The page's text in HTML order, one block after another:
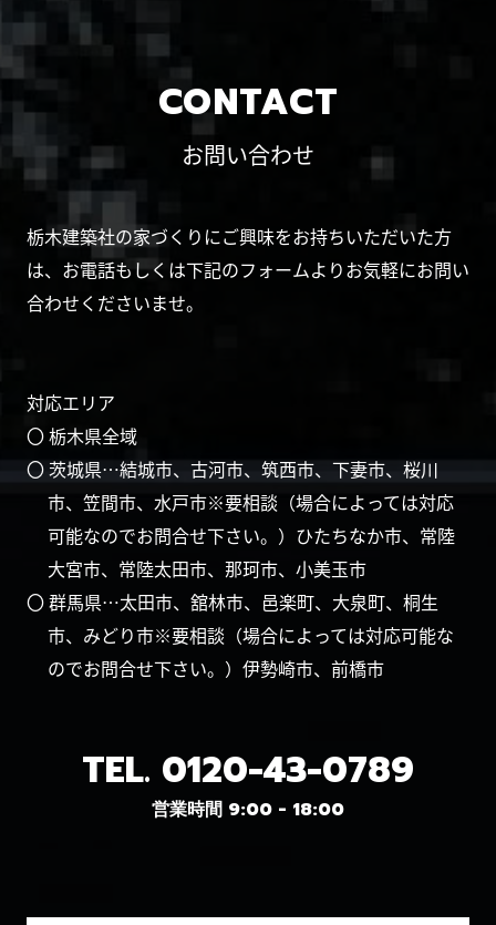
CONTACT
お問い合わせ
栃木建築社の家づくりにご興味をお持ちいただいた方
は、お電話もしくは下記のフォームよりお気軽にお問い
合わせくださいませ。
対応エリア
〇 栃木県全域
〇 茨城県…結城市、古河市、筑西市、下妻市、桜川
市、笠間市、水戸市※要相談（場合によっては対応
可能なのでお問合せ下さい。）ひたちなか市、常陸
大宮市、常陸太田市、那珂市、小美玉市
〇 群馬県…太田市、舘林市、邑楽町、大泉町、桐生
市、みどり市※要相談（場合によっては対応可能な
のでお問合せ下さい。）伊勢崎市、前橋市
TEL. 0120-43-0789
営業時間 9:00 - 18:00